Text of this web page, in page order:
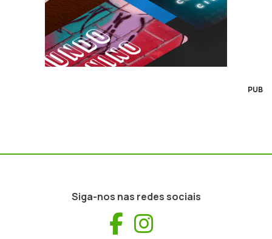
PUB
Siga-nos nas redes sociais
Facebook